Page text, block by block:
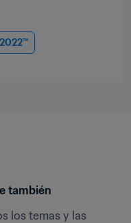
también
los temas y las